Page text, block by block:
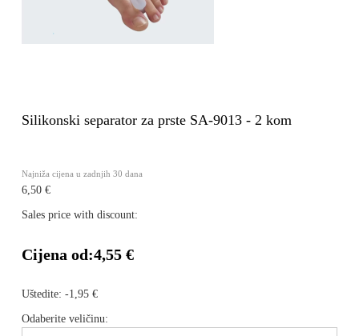
Silikonski separator za prste SA-9013 - 2 kom
Najniža cijena u zadnjih 30 dana
6,50 €
Sales price with discount:
Cijena od:4,55 €
Uštedite: -1,95 €
Odaberite veličinu: